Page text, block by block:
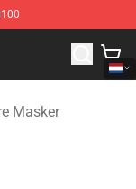
Merchandise Shop
Masker